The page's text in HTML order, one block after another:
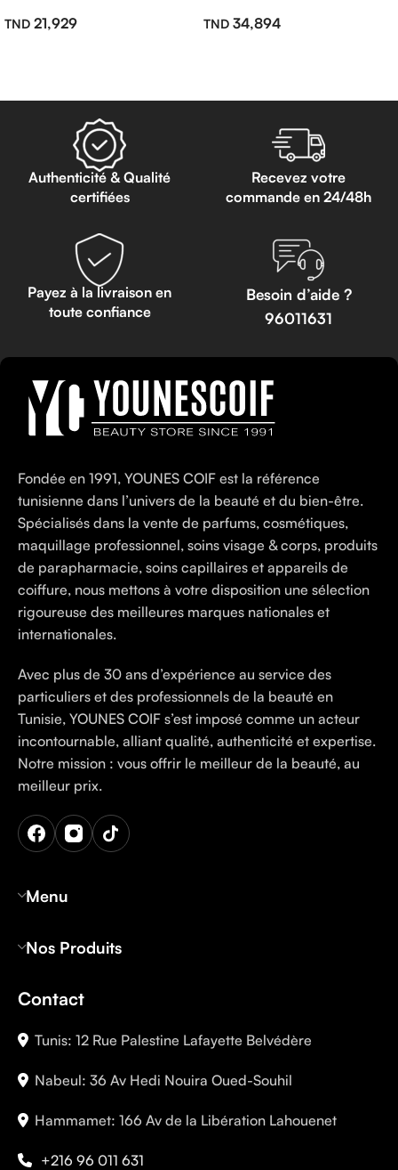
21,929
34,894
Authenticité & Qualité
certifiées
Recevez votre
commande en 24/48h
Payez à la livraison en
toute confiance
Besoin d’aide ?
96011631
Fondée en 1991, YOUNES COIF est la référence
tunisienne dans l’univers de la beauté et du bien-être.
Spécialisés dans la vente de parfums, cosmétiques,
maquillage professionnel, soins visage & corps, produits
de parapharmacie, soins capillaires et appareils de
coiffure, nous mettons à votre disposition une sélection
rigoureuse des meilleures marques nationales et
internationales.
Avec plus de 30 ans d’expérience au service des
particuliers et des professionnels de la beauté en
Tunisie, YOUNES COIF s’est imposé comme un acteur
incontournable, alliant qualité, authenticité et expertise.
Notre mission : vous offrir le meilleur de la beauté, au
meilleur prix.
Menu
Nos Produits
Contact
Tunis: 12 Rue Palestine Lafayette Belvédère
Nabeul: 36 Av Hedi Nouira Oued-Souhil
Hammamet: 166 Av de la Libération Lahouenet
+216 96 011 631